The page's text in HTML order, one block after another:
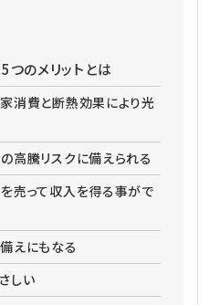
のメリットとは
消費と断熱効果により光
高騰リスクに備えられる
売って収入を得る事がで
えにもなる
しい